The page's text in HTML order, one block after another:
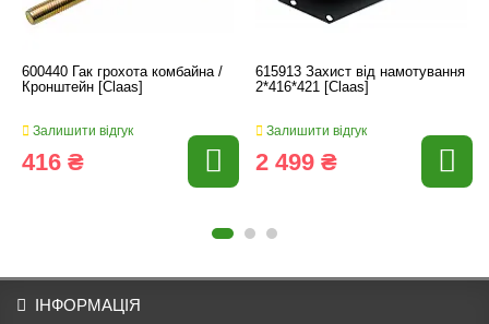
600440 Гак грохота комбайна /
Кронштейн [Claas]
Залишити відгук
416 ₴
615913 Захист від намотування
2*416*421 [Claas]
Залишити відгук
2 499 ₴
ІНФОРМАЦІЯ